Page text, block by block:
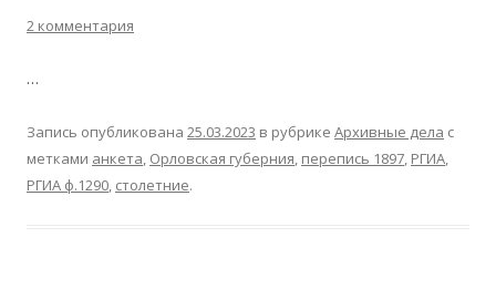
2 комментария
…
Запись опубликована 25.03.2023 в рубрике Архивные дела с
метками анкета, Орловская губерния, перепись 1897, РГИА,
РГИА ф.1290, столетние.